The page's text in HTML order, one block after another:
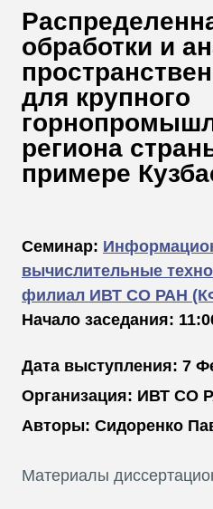
Т
обработки и
для крупного
региона
примере
Семинар:
вычислительные
филиал ИВТ СО РАН
Начало заседания:
Дата выступления: 7
Организация: ИВТ СО
Авторы: Сидоренко
Материалы